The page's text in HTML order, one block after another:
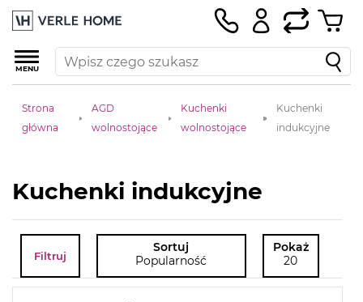
MENU
Strona
główna
AGD
wolnostojące
Kuchenki
wolnostojące
Kuchenki
indukcyjne
Kuchenki indukcyjne
Filtruj
Sortuj
Popularność
Pokaż
20